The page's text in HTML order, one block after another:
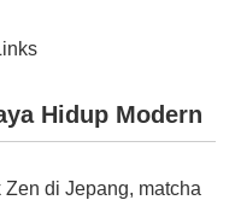
Hidup Modern
di Jepang, matcha